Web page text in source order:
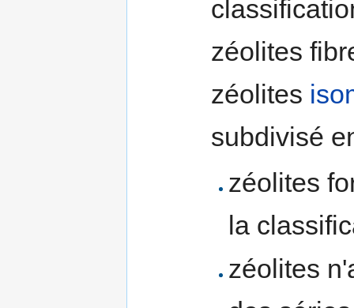
zéolites
zéolites
subdivisé
zéolites
la
zéolites